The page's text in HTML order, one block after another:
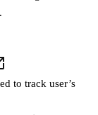
to track user’s